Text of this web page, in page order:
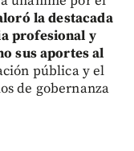
la destacada
profesional y
sus aportes al
pública y el
de gobernanza